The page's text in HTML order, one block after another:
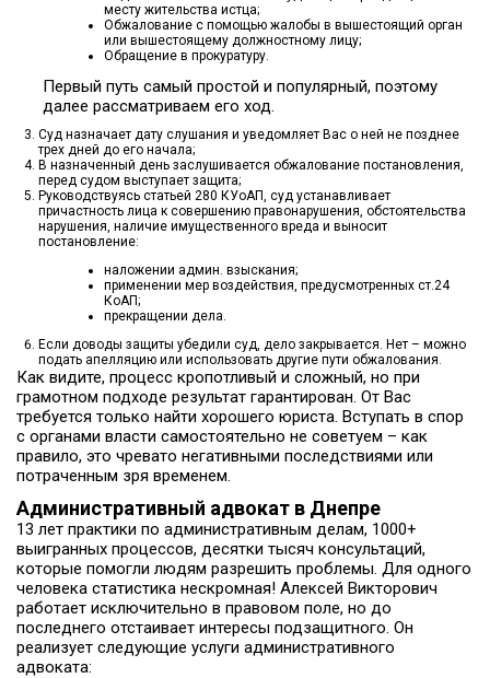
месту жительства истца;
Обжалование с помощью жалобы в вышестоящий орган
или вышестоящему должностному лицу;
Обращение в прокуратуру.
Первый путь самый простой и популярный, поэтому
далее рассматриваем его ход.
Суд назначает дату слушания и уведомляет Вас о ней не позднее
трех дней до его начала;
В назначенный день заслушивается обжалование постановления,
перед судом выступает защита;
Руководствуясь статьей 280 КУоАП, суд устанавливает
причастность лица к совершению правонарушения, обстоятельства
нарушения, наличие имущественного вреда и выносит
постановление:
наложении админ. взыскания;
применении мер воздействия, предусмотренных ст.24
КоАП;
прекращении дела.
Если доводы защиты убедили суд, дело закрывается. Нет – можно
подать апелляцию или использовать другие пути обжалования.
Как видите, процесс кропотливый и сложный, но при
грамотном подходе результат гарантирован. От Вас
требуется только найти хорошего юриста. Вступать в спор
с органами власти самостоятельно не советуем – как
правило, это чревато негативными последствиями или
потраченным зря временем.
Административный адвокат в Днепре
13 лет практики по административным делам, 1000+
выигранных процессов, десятки тысяч консультаций,
которые помогли людям разрешить проблемы. Для одного
человека статистика нескромная! Алексей Викторович
работает исключительно в правовом поле, но до
последнего отстаивает интересы подзащитного. Он
реализует следующие услуги административного
адвоката: